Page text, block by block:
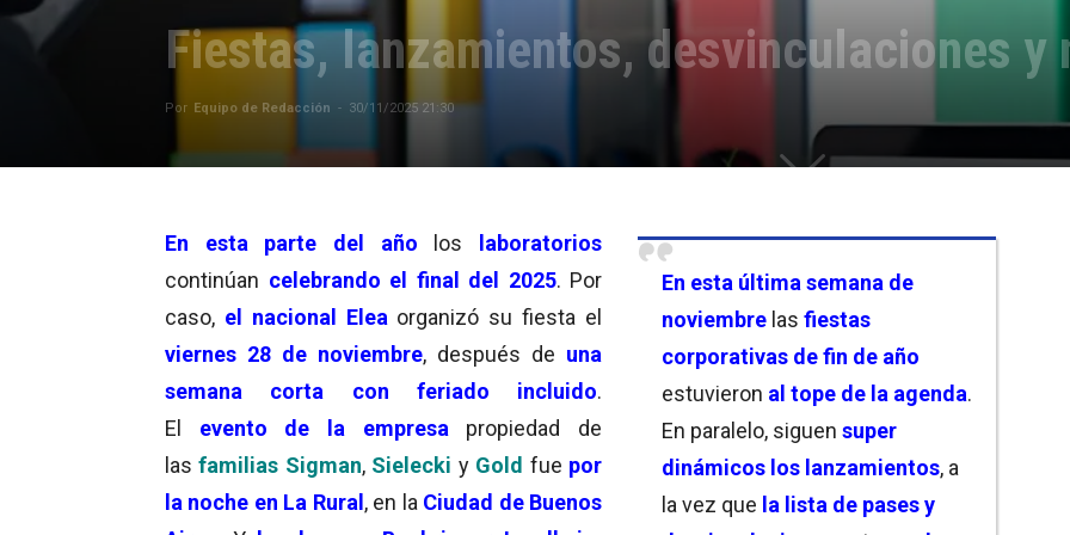
Fiestas, lanzamientos, desvinculaciones y
Por Equipo de Redacción - 30/11/2025 21:30
En esta última semana de
noviembre las fiestas
corporativas de fin de año
estuvieron al tope de la agenda.
En paralelo, siguen super
dinámicos los lanzamientos, a
la vez que la lista de pases y
En esta parte del año los laboratorios
continúan celebrando el final del 2025. Por
caso, el nacional Elea organizó su fiesta el
viernes 28 de noviembre, después de una
semana corta con feriado incluido.
El
evento de la empresa
propiedad de
las familias Sigman, Sielecki y Gold fue por
la noche en La Rural, en la Ciudad de Buenos